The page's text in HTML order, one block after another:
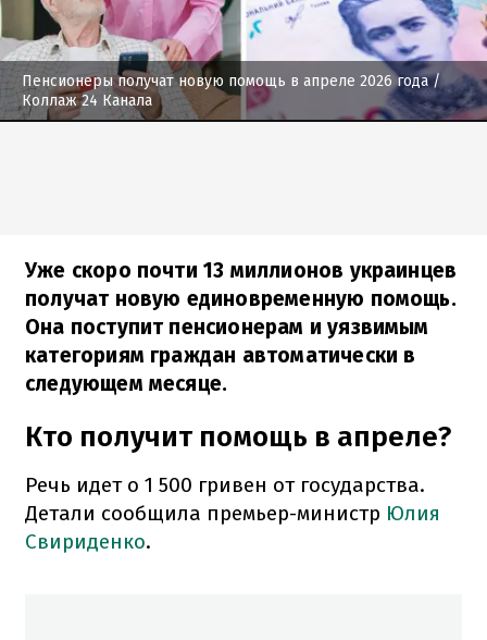
Пенсионеры получат новую помощь в апреле 2026 года/
Коллаж 24 Канала
Уже скоро почти 13 миллионов украинцев
получат новую единовременную помощь.
Она поступит пенсионерам и уязвимым
категориям граждан автоматически в
следующем месяце.
Кто получит помощь в апреле?
Речь идет о 1 500 гривен от государства.
Детали сообщила премьер-министр Юлия
Свириденко.